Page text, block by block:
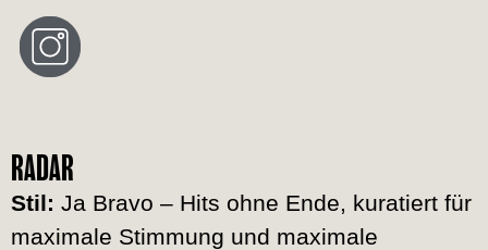
RADAR
Stil: Ja Bravo – Hits ohne Ende, kuratiert für
maximale Stimmung und maximale